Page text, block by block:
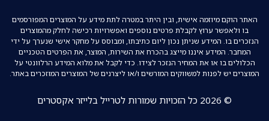
האתר הוקם מיוזמה אישית, ובין היתר במטרה לתת מידע על המוצרים המפורסמים
בו ולאפשר ערוץ לקבלת פרטים נוספים ואפשרויות רכישה לחלק מהמוצרים
הנזכרים בו. המידע שניתן נכון ליום כתיבתו, ומבוסס על מחקר אישי שנערך על ידי
המחבר. המידע איננו מייצג בהכרח את השירות, המוצר, את הפרטים הטכניים
הכלולים בו או את המחיר הנזכר לצידו. כדי לקבל את מלוא המידע הרלוונטי על
המוצרים יש לפנות למשווקים המורשים ו/או ליצרנים של המוצרים המוזכרים באתר.
© 2026 כל הזכויות שמורות לטרייל בלייזר אקסטרים